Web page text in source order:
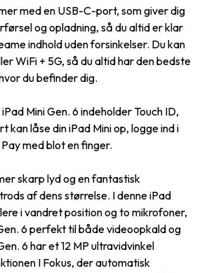
med en USB-C-port, som giver dig
og opladning, så du altid er klar
indhold uden forsinkelser. Du kan
WiFi + 5G, så du altid har den bedste
du befinder dig.
Mini Gen. 6 indeholder Touch ID,
kan låse din iPad Mini op, logge ind i
med blot en finger.
skarp lyd og en fantastisk
af dens størrelse. I denne iPad
i vandret position og to mikrofoner,
6 perfekt til både videoopkald og
6 har et 12 MP ultravidvinkel
I Fokus, der automatisk